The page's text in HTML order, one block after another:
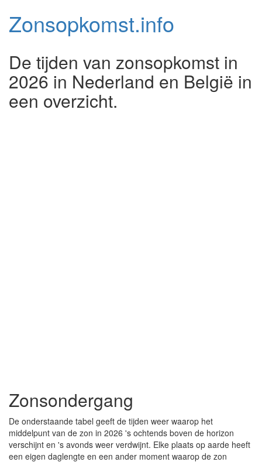
Zonsopkomst.info
De tijden van zonsopkomst in
2026 in Nederland en België in
een overzicht.
Zonsondergang
De onderstaande tabel geeft de tijden weer waarop het
middelpunt van de zon in 2026 's ochtends boven de horizon
verschijnt en 's avonds weer verdwijnt. Elke plaats op aarde heeft
een eigen daglengte en een ander moment waarop de zon